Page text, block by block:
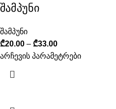
შამპუნი
შამპუნი
₾20.00 – ₾33.00
არჩევის პარამეტრები